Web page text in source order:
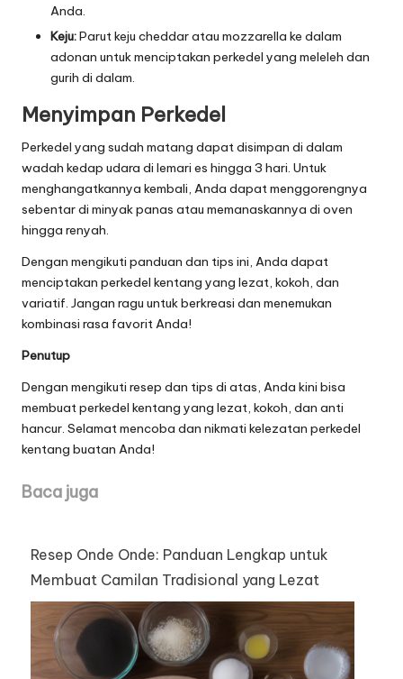
Anda.
Keju:Parut keju cheddar atau mozzarella ke dalam
adonan untuk menciptakan perkedel yang meleleh dan
gurih di dalam.
Menyimpan Perkedel
Perkedel yang sudah matang dapat disimpan di dalam
wadah kedap udara di lemari es hingga 3 hari. Untuk
menghangatkannya kembali, Anda dapat menggorengnya
sebentar di minyak panas atau memanaskannya di oven
hingga renyah.
Dengan mengikuti panduan dan tips ini, Anda dapat
menciptakan perkedel kentang yang lezat, kokoh, dan
variatif. Jangan ragu untuk berkreasi dan menemukan
kombinasi rasa favorit Anda!
Penutup
Dengan mengikuti resep dan tips di atas, Anda kini bisa
membuat perkedel kentang yang lezat, kokoh, dan anti
hancur. Selamat mencoba dan nikmati kelezatan perkedel
kentang buatan Anda!
Baca juga
Resep Onde Onde: Panduan Lengkap untuk
Membuat Camilan Tradisional yang Lezat